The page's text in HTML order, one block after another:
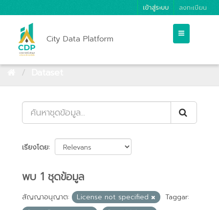
เข้าสู่ระบบ ลงทะเบียน
City Data Platform
เรียงโดย
พบ 1 ชุดข้อมูล
สัญญาอนุญาต: License not specified
Taggar: